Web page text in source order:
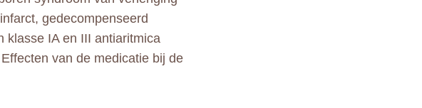
gedecompenseerd
klasse IA en III antiaritmica
van de medicatie bij de